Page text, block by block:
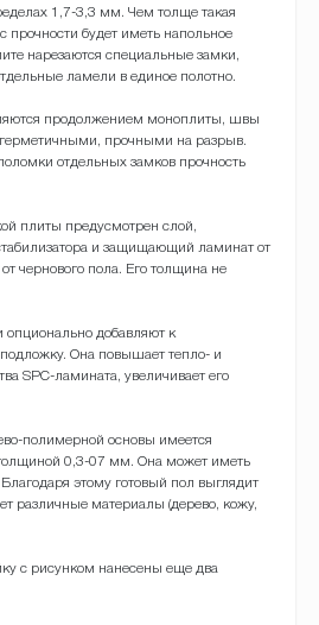
1,7-3,3 мм. Чем толще такая
прочности будет иметь напольное
нарезаются специальные замки,
ламели в единое полотно.
продолжением моноплиты, швы
прочными на разрыв.
отдельных замков прочность
плиты предусмотрен слой,
и защищающий ламинат от
чернового пола. Его толщина не
опционально добавляют к
Она повышает тепло- и
SPC-ламината, увеличивает его
полимерной основы имеется
0,3-07 мм. Она может иметь
этому готовый пол выглядит
различные материалы (дерево, кожу,
с рисунком нанесены еще два